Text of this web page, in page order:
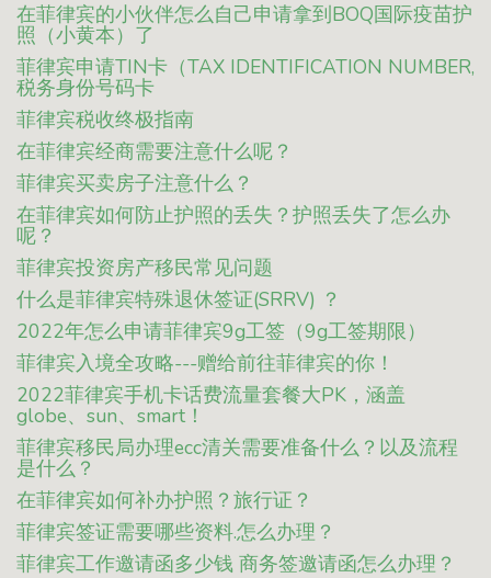
在菲律宾的小伙伴怎么自己申请拿到BOQ国际疫苗护
照（小黄本）了
菲律宾申请TIN卡（TAX IDENTIFICATION NUMBER,
税务身份号码卡
菲律宾税收终极指南
在菲律宾经商需要注意什么呢？
菲律宾买卖房子注意什么？
在菲律宾如何防止护照的丢失？护照丢失了怎么办
呢？
菲律宾投资房产移民常见问题
什么是菲律宾特殊退休签证(SRRV) ？
2022年怎么申请菲律宾9g工签（9g工签期限）
菲律宾入境全攻略---赠给前往菲律宾的你！
2022菲律宾手机卡话费流量套餐大PK，涵盖
globe、sun、smart！
菲律宾移民局办理ecc清关需要准备什么？以及流程
是什么？
在菲律宾如何补办护照？旅行证？
菲律宾签证需要哪些资料.怎么办理？
菲律宾工作邀请函多少钱 商务签邀请函怎么办理？